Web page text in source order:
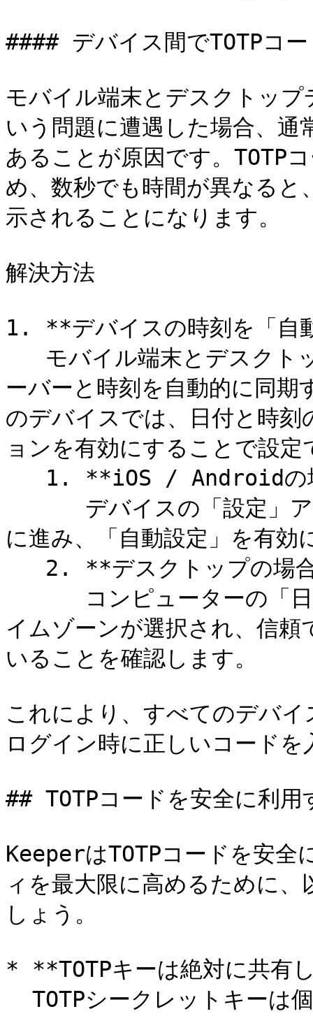
#### デバイス間でTOTPコ
モバイル端末とデスクトップ
いう問題に遭遇した場合、
あることが原因です。TOTP
め、数秒でも時間が異なる
示されることになります。
解決方法
1. **デバイスの時刻を「自
ーバーと時刻を自動的に同
のデバイスでは、日付と時
ョンを有効にすることで設定
に進み、「自動設定」を有効
イムゾーンが選択され、信
いることを確認します。
これにより、すべてのデバイ
ログイン時に正しいコード
## TOTPコードを安全に利
KeeperはTOTPコードを安全
ィを最大限に高めるために
しょう。
* **TOTPキーは絶対に共有